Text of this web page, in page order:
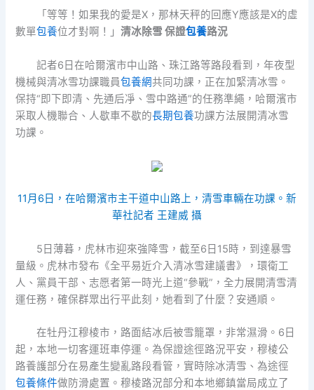
「等等！如果我的愛是X，那林天秤的回應Y應該是X的虛
數單包養位才對啊！」清冰除雪 保證包養路況
記者6日在哈爾濱市中山路、珠江路等路段看到，年夜型
機械與清冰雪功課職員包養網共同功課，正在加緊清冰雪。
保持“即下即清、先通后凈、雪中路通”的任務準繩，哈爾濱市
采取人機聯合、人歇車不歇的長期包養功課方法展開清冰雪
功課。
11月6日，在哈爾濱市主干道中山路上，清雪車輛在功課。新
華社記者 王建威 攝
5日薄暮，虎林市迎來強降雪，截至6日15時，到達暴雪
量級。虎林市發布《全平易近介入清冰雪建議書》，環衛工
人、黨員干部、志愿者第一時光上道“參戰”，全力展開清雪清
運任務，確保群眾出行平此刻，她看到了什麼？安通順。
在牡丹江穆棱市，路面結冰后被雪籠罩，非常濕滑。6日
起，本地一切客運班車停運。為保證途徑路況平安，穆棱公
路養護部分在易產生變亂路段看管，實時除冰清雪、為途徑
包養條件做防滑處置。穆棱路況部分和本地鄉鎮當局成立了